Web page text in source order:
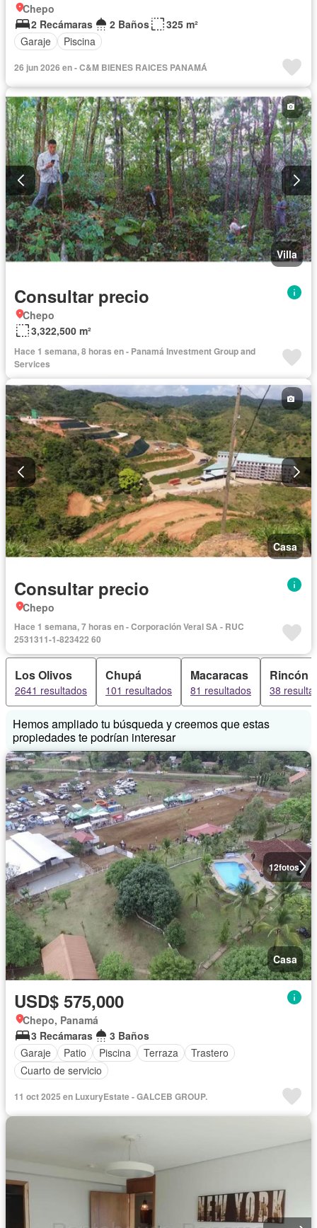
Chepo
2 Recámaras
2 Baños
325 m²
Garaje
Piscina
26 jun 2026 en - C&M BIENES RAICES PANAMÁ
Villa
Consultar precio
Chepo
3,322,500 m²
Hace 1 semana, 8 horas en - Panamá Investment Group and
Services
Casa
Consultar precio
Chepo
Hace 1 semana, 7 horas en - Corporación Veral SA - RUC
2531311-1-823422 60
Los Olivos
2641 resultados
Chupá
101 resultados
Macaracas
81 resultados
Rincón
38
Hemos ampliado tu búsqueda y creemos que estas
propiedades te podrían interesar
12fotos
Casa
USD$ 575,000
Chepo, Panamá
3 Recámaras
3 Baños
Garaje
Patio Piscina Terraza
Trastero
Cuarto de servicio
11 oct 2025 en LuxuryEstate - GALCEB GROUP.